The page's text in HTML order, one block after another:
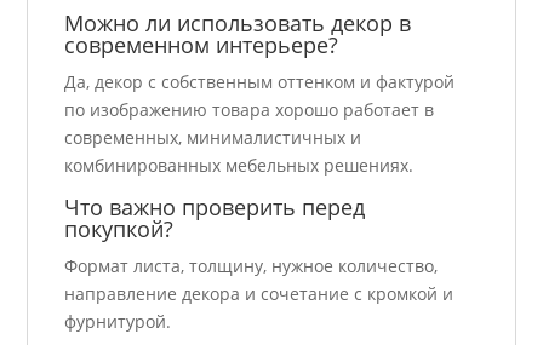
Можно ли использовать декор в
современном интерьере?
Да, декор с собственным оттенком и фактурой
по изображению товара хорошо работает в
современных, минималистичных и
комбинированных мебельных решениях.
Что важно проверить перед
покупкой?
Формат листа, толщину, нужное количество,
направление декора и сочетание с кромкой и
фурнитурой.